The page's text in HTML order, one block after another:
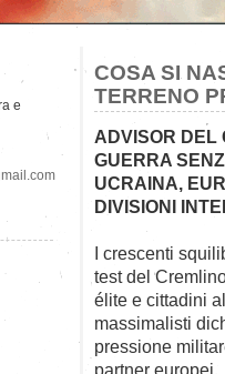
COSA SI
TERRENO
ADVISOR DEL
GUERRA
UCRAINA,
DIVISIONI
I crescenti
test del
élite e cittadini
massimalisti
pressione
partner europei.
e